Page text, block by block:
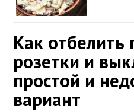
Как
розетки и
простой и
вариант